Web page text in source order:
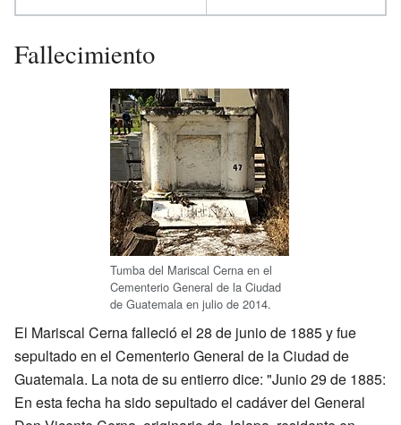
Fallecimiento
Tumba del Mariscal Cerna en el
Cementerio General de la Ciudad
de Guatemala en julio de 2014.
El Mariscal Cerna falleció el 28 de junio de 1885 y fue
sepultado en el Cementerio General de la Ciudad de
Guatemala. La nota de su entierro dice: "Junio 29 de 1885:
En esta fecha ha sido sepultado el cadáver del General